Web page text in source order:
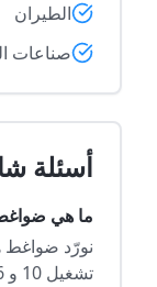
الطيران
صناعات
أسئلة
ما هي ضواغط
تشغيل 10 و 16 بار، ومهيأة لتيار 400 فولت / 50 هرتز.